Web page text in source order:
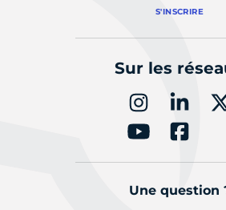
S'INSCRIRE
Sur les
Une question